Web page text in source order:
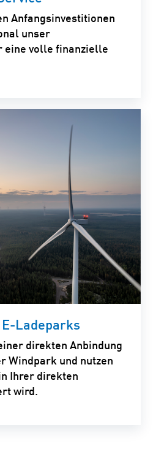
Anfangsinvestitionen
unser
eine volle finanzielle
Ladeparks
direkten Anbindung
Windpark und nutzen
Ihrer direkten
wird.